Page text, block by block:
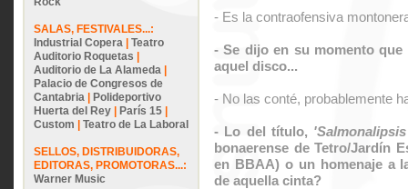
SALAS, FESTIVALES...:
Industrial Copera
Teatro
Auditorio Roquetas
Auditorio de La Alameda
Palacio de Congresos de
Cantabria
Polideportivo
Huerta del Rey
París 15
Custom
Teatro de La Laboral
SELLOS, DISTRIBUIDORAS,
EDITORAS, PROMOTORAS...:
Warner Music
- Es la contraofensiva
- Se dijo en su momento que
aquel disco...
- No las conté, probablemente
- Lo del título,
bonaerense de Tetro/Jardín
en BBAA) o un homenaje a
de aquella cinta?